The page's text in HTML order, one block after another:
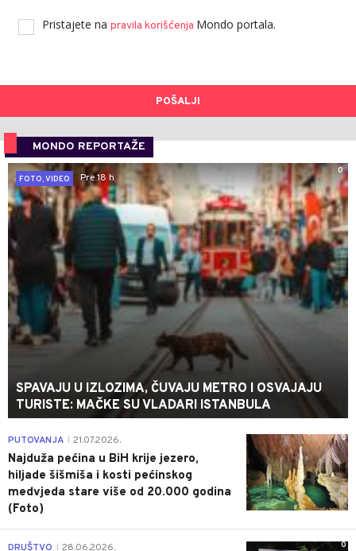
Pristajete na pravila korišćenja Mondo portala.
POŠALJI
MONDO REPORTAŽE
0
FOTO, VIDEO
Pre 18 h
SPAVAJU U IZLOZIMA, ČUVAJU METRO I OSVAJAJU
TURISTE: MAČKE SU VLADARI ISTANBULA
0
PUTOVANJA 21.07.2026.
Najduža pećina u BiH krije jezero,
hiljade šišmiša i kosti pećinskog
medvjeda stare više od 20.000 godina
(Foto)
0
DRUŠTVO 28.06.2026.